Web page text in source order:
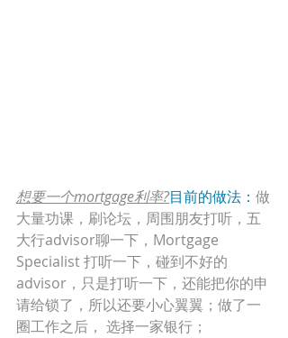
想要一个mortgage利率?目前的做法： 做
大量功课，刷论坛，周围朋友打听，五
大行advisor聊一下，Mortgage
Specialist 打听一下，碰到不好的
advisor，只是打听一下，还能把你的申
请给锁了，所以还要小心翼翼；做了一
圈工作之后， 选择一家银行；